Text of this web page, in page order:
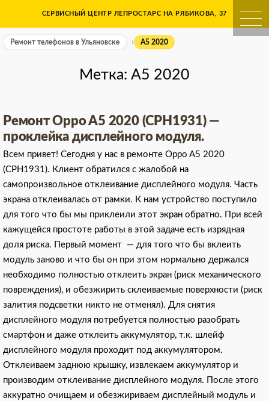
content
Ремонт телефонов в
СЕРВИСНЫЙ ЦЕНТР ЛЕПРОСТАРС НА РЯБИКОВА, 37
Ремонт телефонов в Ульяновске A5 2020
Метка: A5 2020
Ремонт Oppo A5 2020 (CPH1931) —
проклейка дисплейного модуля.
Всем привет! Сегодня у нас в ремонте Oppo A5 2020
(CPH1931). Клиент обратился с жалобой на
самопроизвольное отклеивание дисплейного модуля. Часть
экрана отклеивалась от рамки. К нам устройство поступило
для того что бы мы приклеили этот экран обратно. При всей
кажущейся простоте работы в этой задаче есть изрядная
доля риска. Первый момент — для того что бы вклеить
модуль заново и что бы он при этом нормально держался
необходимо полностью отклеить экран (риск механического
повреждения), и обезжирить склеиваемые поверхности (риск
залития подсветки никто не отменял). Для снятия
дисплейного модуля потребуется полностью разобрать
смартфон и даже отклеить аккумулятор, т.к. шлейф
дисплейного модуля проходит под аккумулятором.
Отклеиваем заднюю крышку, извлекаем аккумулятор и
производим отклеивание дисплейного модуля. После этого
аккуратно очищаем и обезжириваем дисплейный модуль и